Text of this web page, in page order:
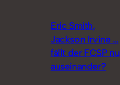
Eric Smith,
Jackson Irvine …
fällt der FCSP nu
auseinander?